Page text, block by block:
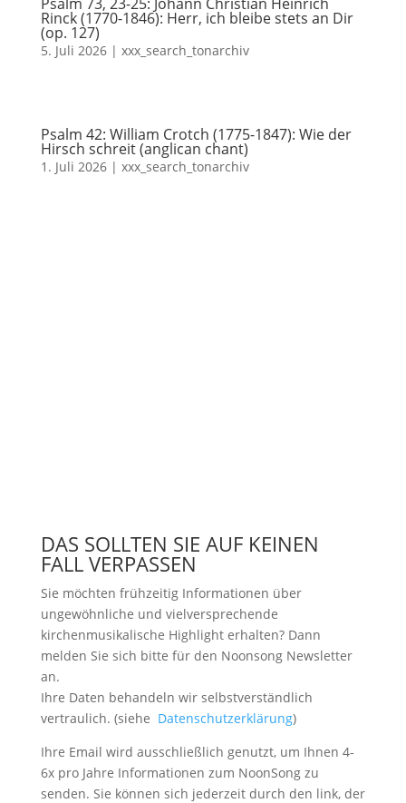
Rinck (1770-1846): Herr, ich bleibe stets an Dir
(op. 127)
5. Juli 2026| xxx_search_tonarchiv
Psalm 42: William Crotch (1775-1847): Wie der
Hirsch schreit (anglican chant)
1. Juli 2026| xxx_search_tonarchiv
DAS SOLLTEN SIE AUF KEINEN
FALL VERPASSEN
Sie möchten frühzeitig Informationen über
ungewöhnliche und vielversprechende
kirchenmusikalische Highlight erhalten? Dann
melden Sie sich bitte für den Noonsong Newsletter
an.
Ihre Daten behandeln wir selbstverständlich
vertraulich. (siehe Datenschutzerklärung)
Ihre Email wird ausschließlich genutzt, um Ihnen 4-
6x pro Jahre Informationen zum NoonSong zu
senden. Sie können sich jederzeit durch den link, der